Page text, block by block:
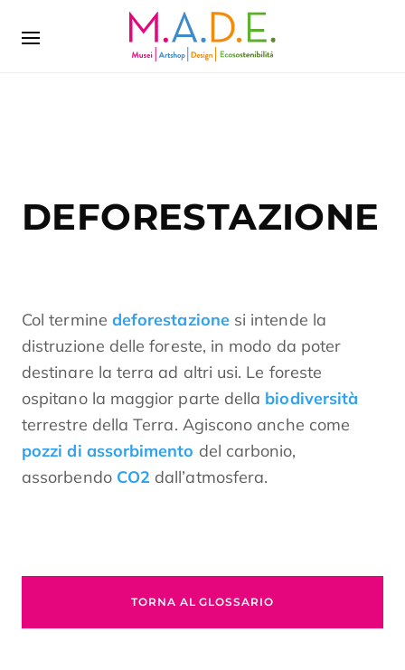
DEFORESTAZIONE
Col termine deforestazionesi intende la
distruzione delle foreste, in modo da poter
destinare la terra ad altri usi. Le foreste
ospitano la maggior parte della biodiversità
terrestre della Terra. Agiscono anche come
pozzi di assorbimento del carbonio,
assorbendo CO2 dall’atmosfera.
TORNA AL GLOSSARIO